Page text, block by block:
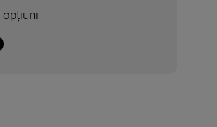
opțiuni